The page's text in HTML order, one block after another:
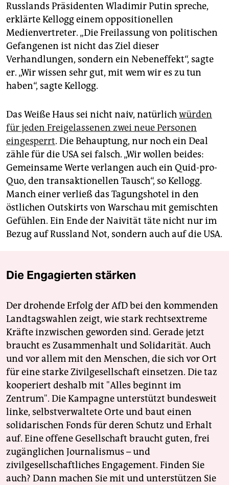
Russlands Präsidenten Wladimir Putin spreche,
erklärte Kellogg einem oppositionellen
Medienvertreter. „Die Freilassung von politischen
Gefangenen ist nicht das Ziel dieser
Verhandlungen, sondern ein Nebeneffekt“, sagte
er. „Wir wissen sehr gut, mit wem wir es zu tun
haben“, sagte Kellogg.
Das Weiße Haus sei nicht naiv, natürlichwürden
für jeden Freigelassenen zwei neue Personen
eingesperrt. Die Behauptung, nur noch ein Deal
zähle für die USA sei falsch. „Wir wollen beides:
Gemeinsame Werte verlangen auch ein Quid-pro-
Quo, den transaktionellen Tausch“, so Kellogg.
Manch einer verließ das Tagungshotel in den
östlichen Outskirts von Warschau mit gemischten
Gefühlen. Ein Ende der Naivität täte nicht nur im
Bezug auf Russland Not, sondern auch auf die USA.
Die Engagierten stärken
Der drohende Erfolg der AfD bei den kommenden
Landtagswahlen zeigt, wie stark rechtsextreme
Kräfte inzwischen geworden sind. Gerade jetzt
braucht es Zusammenhalt und Solidarität. Auch
und vor allem mit den Menschen, die sich vor Ort
für eine starke Zivilgesellschaft einsetzen. Die taz
kooperiert deshalb mit "Alles beginnt im
Zentrum". Die Kampagne unterstützt bundesweit
linke, selbstverwaltete Orte und baut einen
solidarischen Fonds für deren Schutz und Erhalt
auf. Eine offene Gesellschaft braucht guten, frei
zugänglichen Journalismus – und
zivilgesellschaftliches Engagement. Finden Sie
auch? Dann machen Sie mit und unterstützen Sie